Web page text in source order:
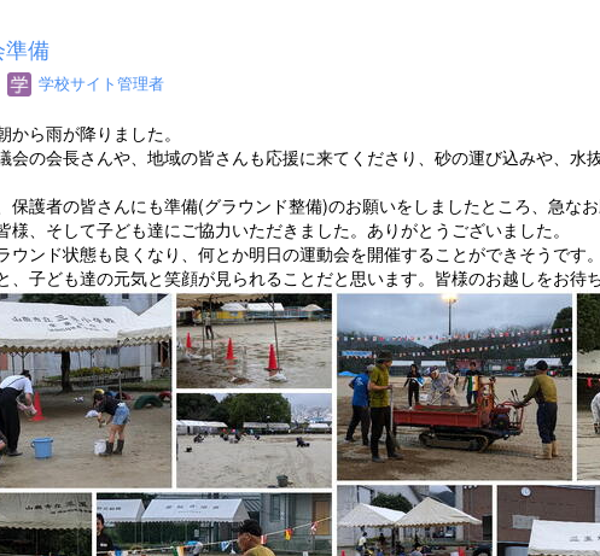
備
学校サイト管理者
ら雨が降りました。
の会長さんや、地域の皆さんも応援に来てくださり、砂の運び込みや、水
護者の皆さんにも準備(グラウンド整備)のお願いをしましたところ、急な
様、そして子ども達にご協力いただきました。ありがとうございました。
ンド状態も良くなり、何とか明日の運動会を開催することができそうです。
子ども達の元気と笑顔が見られることだと思います。皆様のお越しをお待